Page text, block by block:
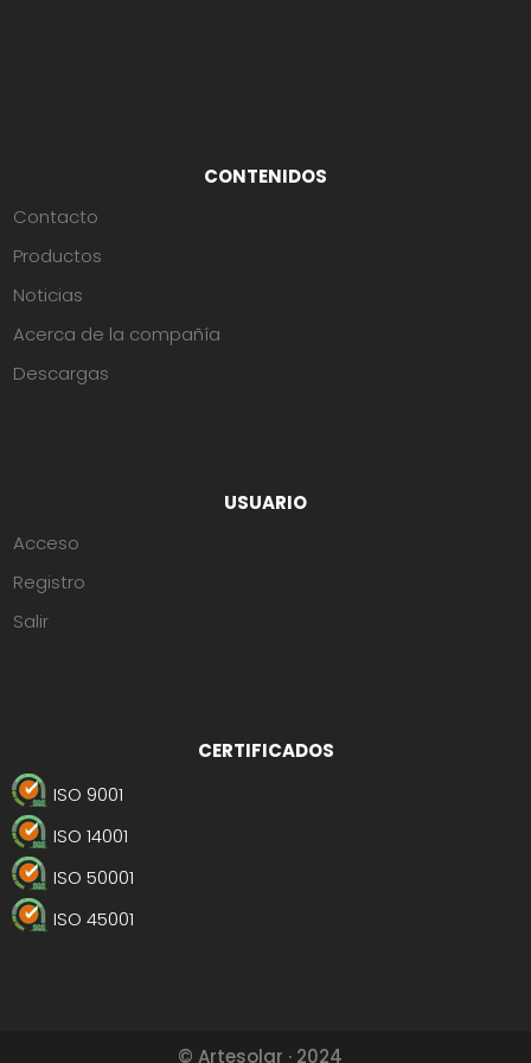
CONTENIDOS
Contacto
Productos
Noticias
Acerca de la compañía
Descargas
USUARIO
Acceso
Registro
Salir
CERTIFICADOS
ISO 9001
ISO 14001
ISO 50001
ISO 45001
© Artesolar · 2024